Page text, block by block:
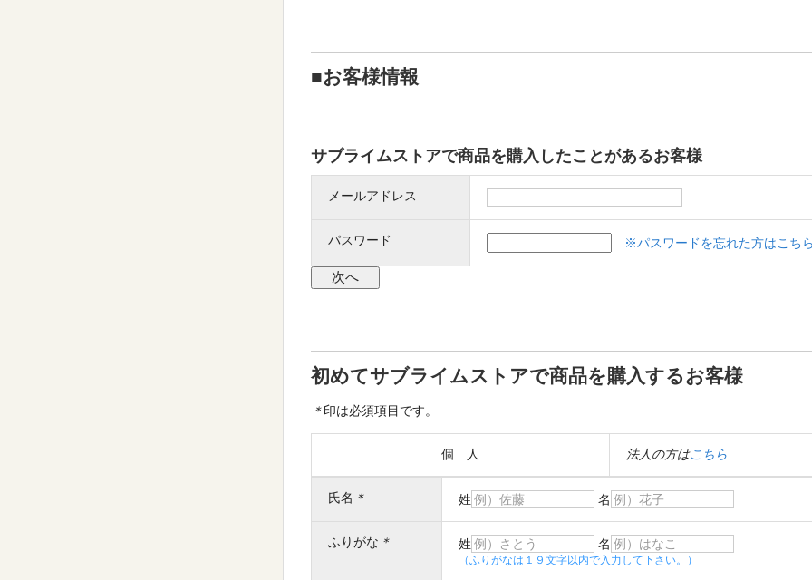
■お客様情報
サブライムストアで商品を購入したことがあるお客様
メールアドレス
パスワード ※パスワードを忘れた方はこち
初めてサブライムストアで商品を購入するお客様
＊印は必須項目です。
個 人 法人の方はこちら
氏名 ＊ 姓 名
ふりがな ＊ 姓 名
（ふりがなは１９文字以内で入力して下さい。）